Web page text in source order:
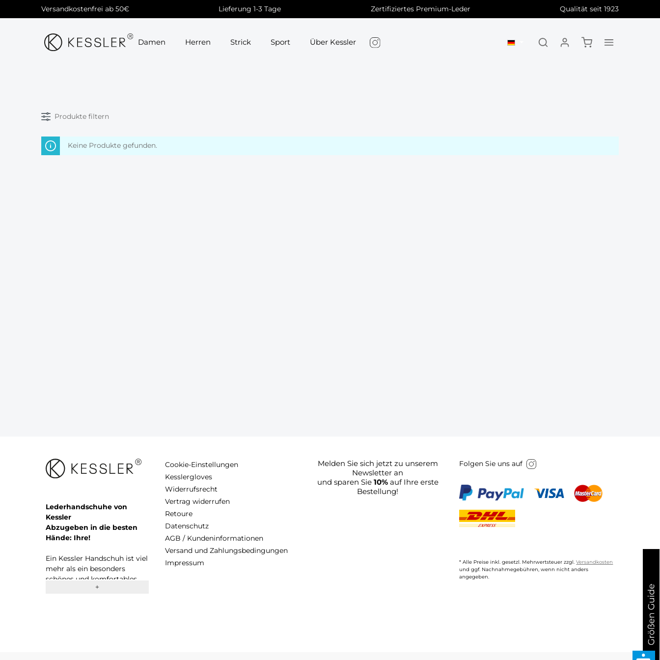
Hauptnavigation springen
Versandkostenfrei ab 50€ Lieferung 1-3 Tage Zertifiziertes Premium-Leder Qualität seit 1923
Damen Herren Strick Sport Über Kessler
Produkte filtern
Keine Produkte gefunden.
Melden Sie sich jetzt zu unserem
Newsletter an
und sparen Sie 10%auf Ihre erste
Bestellung!
Lederhandschuhe von
Kessler
Abzugeben in die besten
Hände: Ihre!
Ein Kessler Handschuh ist viel
mehr als ein besonders
schönes und komfortables
Accessoire. Seit 1923 stehen
Cookie-Einstellungen
Kesslergloves
Widerrufsrecht
Vertrag widerrufen
Retoure
Datenschutz
AGB / Kundeninformationen
Versand und Zahlungsbedingungen
Impressum
Folgen Sie uns auf
* Alle Preise inkl. gesetzl. Mehrwertsteuer zzgl.Versandkosten
und ggf. Nachnahmegebühren, wenn nicht anders
angegeben.